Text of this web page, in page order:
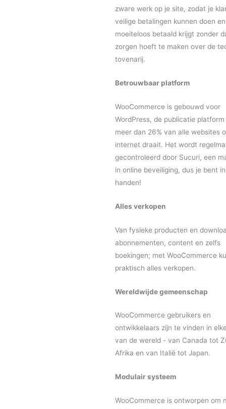
zware werk op je site, zodat je
veilige betalingen kunnen doen
moeiteloos betaald krijgt zonder
zorgen hoeft te maken over de
tovenarij.
Betrouwbaar platform
WooCommerce is gebouwd voor
WordPress, de publicatie
meer dan 26% van alle websites
internet draait. Het wordt
gecontroleerd door Sucuri, een
in online beveiliging, dus je bent
handen!
Alles verkopen
Van fysieke producten en
abonnementen, content en zelfs
boekingen; met WooCommerce
praktisch alles verkopen.
Wereldwijde gemeenschap
WooCommerce gebruikers en
ontwikkelaars zijn te vinden in
van de wereld - van Canada tot
Afrika en van Italië tot Japan.
Modulair systeem
WooCommerce is ontworpen om